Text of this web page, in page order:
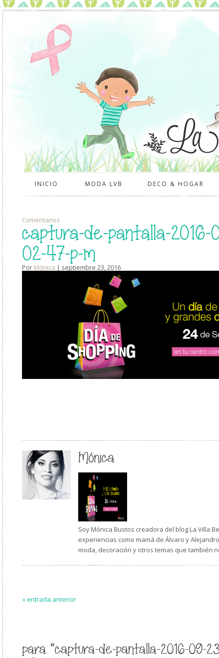
INICIO MODA LVB DECO & HOGAR
Comentarios
captura-de-pantalla-2016-
02-47-p-m
Por Mónica | septiembre 23, 2016
Mónica
Soy Mónica Bustos creadora del blog La Villa
experiencias como mamá de Álvaro y
moda, decoración y otros temas que también
« entrada anterior
para “captura-de-pantalla-2016-09-